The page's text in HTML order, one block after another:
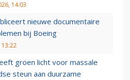
14:03
nieuwe documentaire
bij Boeing
13:22
groen licht voor massale
steun aan duurzame